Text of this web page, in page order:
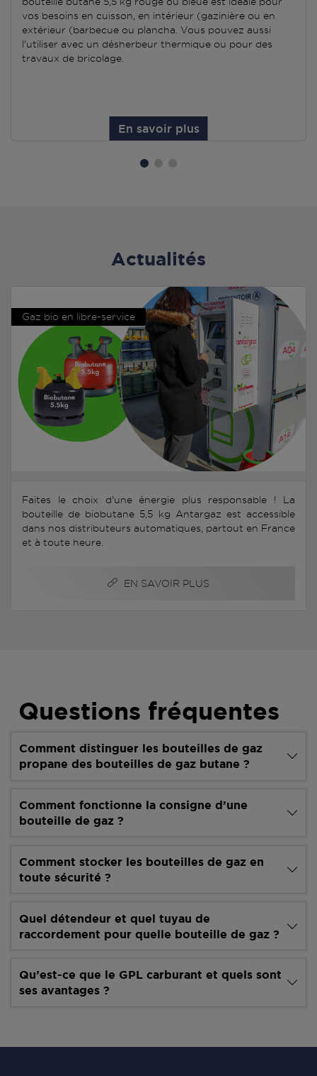
vos besoins en cuisson, en intérieur (gazinière ou en
extérieur (barbecue ou plancha. Vous pouvez aussi
l'utiliser avec un désherbeur thermique ou pour des
travaux de bricolage.
En savoir plus
Actualités
Gaz bio en libre-service
Faites le choix d'une énergie plus responsable ! La
bouteille de biobutane 5,5 kg Antargaz est accessible
dans nos distributeurs automatiques, partout en France
et à toute heure.
EN SAVOIR PLUS
Questions fréquentes
Comment distinguer les bouteilles de gaz
propane des bouteilles de gaz butane ?
Comment fonctionne la consigne d’une
bouteille de gaz ?
Comment stocker les bouteilles de gaz en
toute sécurité ?
Quel détendeur et quel tuyau de
raccordement pour quelle bouteille de gaz ?
Qu’est-ce que le GPL carburant et quels sont
ses avantages ?